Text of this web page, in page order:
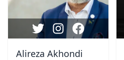
Alireza Akhondi